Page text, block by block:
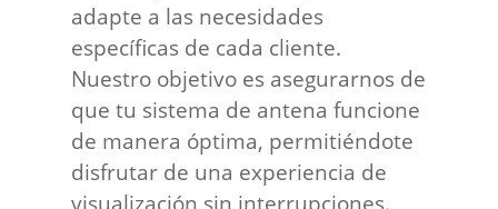
adapte a las necesidades
específicas de cada cliente.
Nuestro objetivo es asegurarnos de
que tu sistema de antena funcione
de manera óptima, permitiéndote
disfrutar de una experiencia de
visualización sin interrupciones.